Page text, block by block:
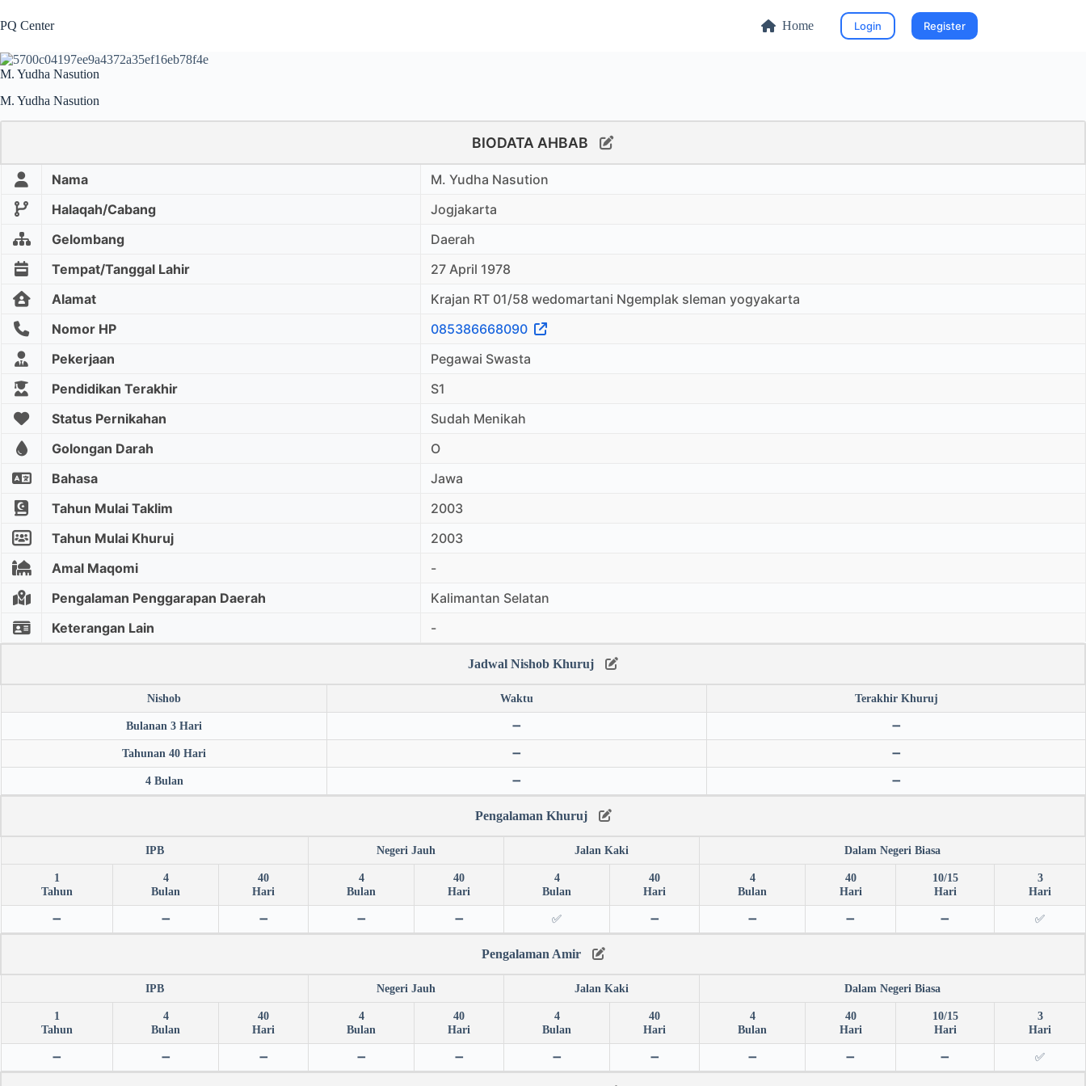
to
content
PQ Center Home Login Register
M. Yudha Nasution
M. Yudha Nasution
BIODATA AHBAB
Nama
M. Yudha Nasution
Halaqah/Cabang
Jogjakarta
Gelombang
Daerah
Tempat/Tanggal Lahir
27 April 1978
Alamat
Krajan RT 01/58 wedomartani Ngemplak sleman yogyakarta
Nomor HP
085386668090
Pekerjaan
Pegawai Swasta
Pendidikan Terakhir
S1
Status Pernikahan
Sudah Menikah
Golongan Darah
O
Bahasa
Jawa
Tahun Mulai Taklim
2003
Tahun Mulai Khuruj
2003
Amal Maqomi
-
Pengalaman Penggarapan Daerah
Kalimantan Selatan
Keterangan Lain
-
Jadwal Nishob Khuruj
Nishob Waktu Terakhir Khuruj
Bulanan 3 Hari ➖ ➖
Tahunan 40 Hari ➖ ➖
4 Bulan ➖ ➖
Pengalaman Khuruj
IPB Negeri Jauh Jalan Kaki Dalam Negeri Biasa
1
Tahun
4
Bulan
40
Hari
4
Bulan
40
Hari
4
Bulan
40
Hari
4
Bulan
40
Hari
10/15
Hari
3
Hari
➖ ➖ ➖ ➖ ➖ ✅ ➖ ➖ ➖ ➖ ✅
Pengalaman Amir
IPB Negeri Jauh Jalan Kaki Dalam Negeri Biasa
1
Tahun
4
Bulan
40
Hari
4
Bulan
40
Hari
4
Bulan
40
Hari
4
Bulan
40
Hari
10/15
Hari
3
Hari
➖ ➖ ➖ ➖ ➖ ➖ ➖ ➖ ➖ ➖ ✅